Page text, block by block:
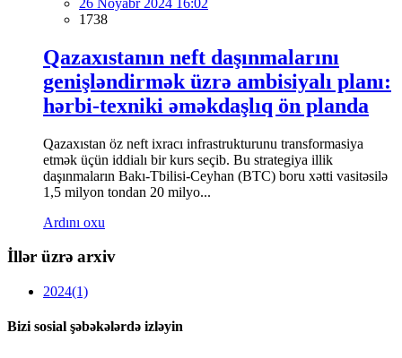
26 Noyabr 2024 16:02
1738
Qazaxıstanın neft daşınmalarını
genişləndirmək üzrə ambisiyalı planı:
hərbi-texniki əməkdaşlıq ön planda
Qazaxıstan öz neft ixracı infrastrukturunu transformasiya
etmək üçün iddialı bir kurs seçib. Bu strategiya illik
daşınmaların Bakı-Tbilisi-Ceyhan (BTC) boru xətti vasitəsilə
1,5 milyon tondan 20 milyo...
Ardını oxu
İllər üzrə arxiv
2024(1)
Bizi sosial şəbəkələrdə izləyin